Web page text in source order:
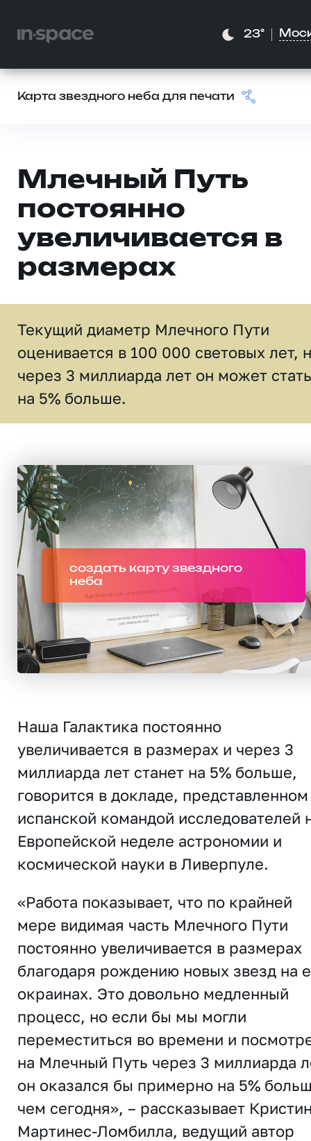
23°
Карта звездного неба для печати
Млечный Путь
постоянно
увеличивается в
размерах
Текущий диаметр Млечного Пути
оценивается в 100 000 световых лет,
через 3 миллиарда лет он может стать
на 5% больше.
создать карту звездного
неба
Наша Галактика постоянно
увеличивается в размерах и через 3
миллиарда лет станет на 5% больше,
говорится в докладе, представленном
испанской командой исследователей
Европейской неделе астрономии и
космической науки в Ливерпуле.
«Работа показывает, что по крайней
мере видимая часть Млечного Пути
постоянно увеличивается в размерах
благодаря рождению новых звезд на
окраинах. Это довольно медленный
процесс, но если бы мы могли
переместиться во времени и
на Млечный Путь через 3 миллиарда
он оказался бы примерно на 5%
чем сегодня», – рассказывает
Мартинес-Ломбилла, ведущий автор